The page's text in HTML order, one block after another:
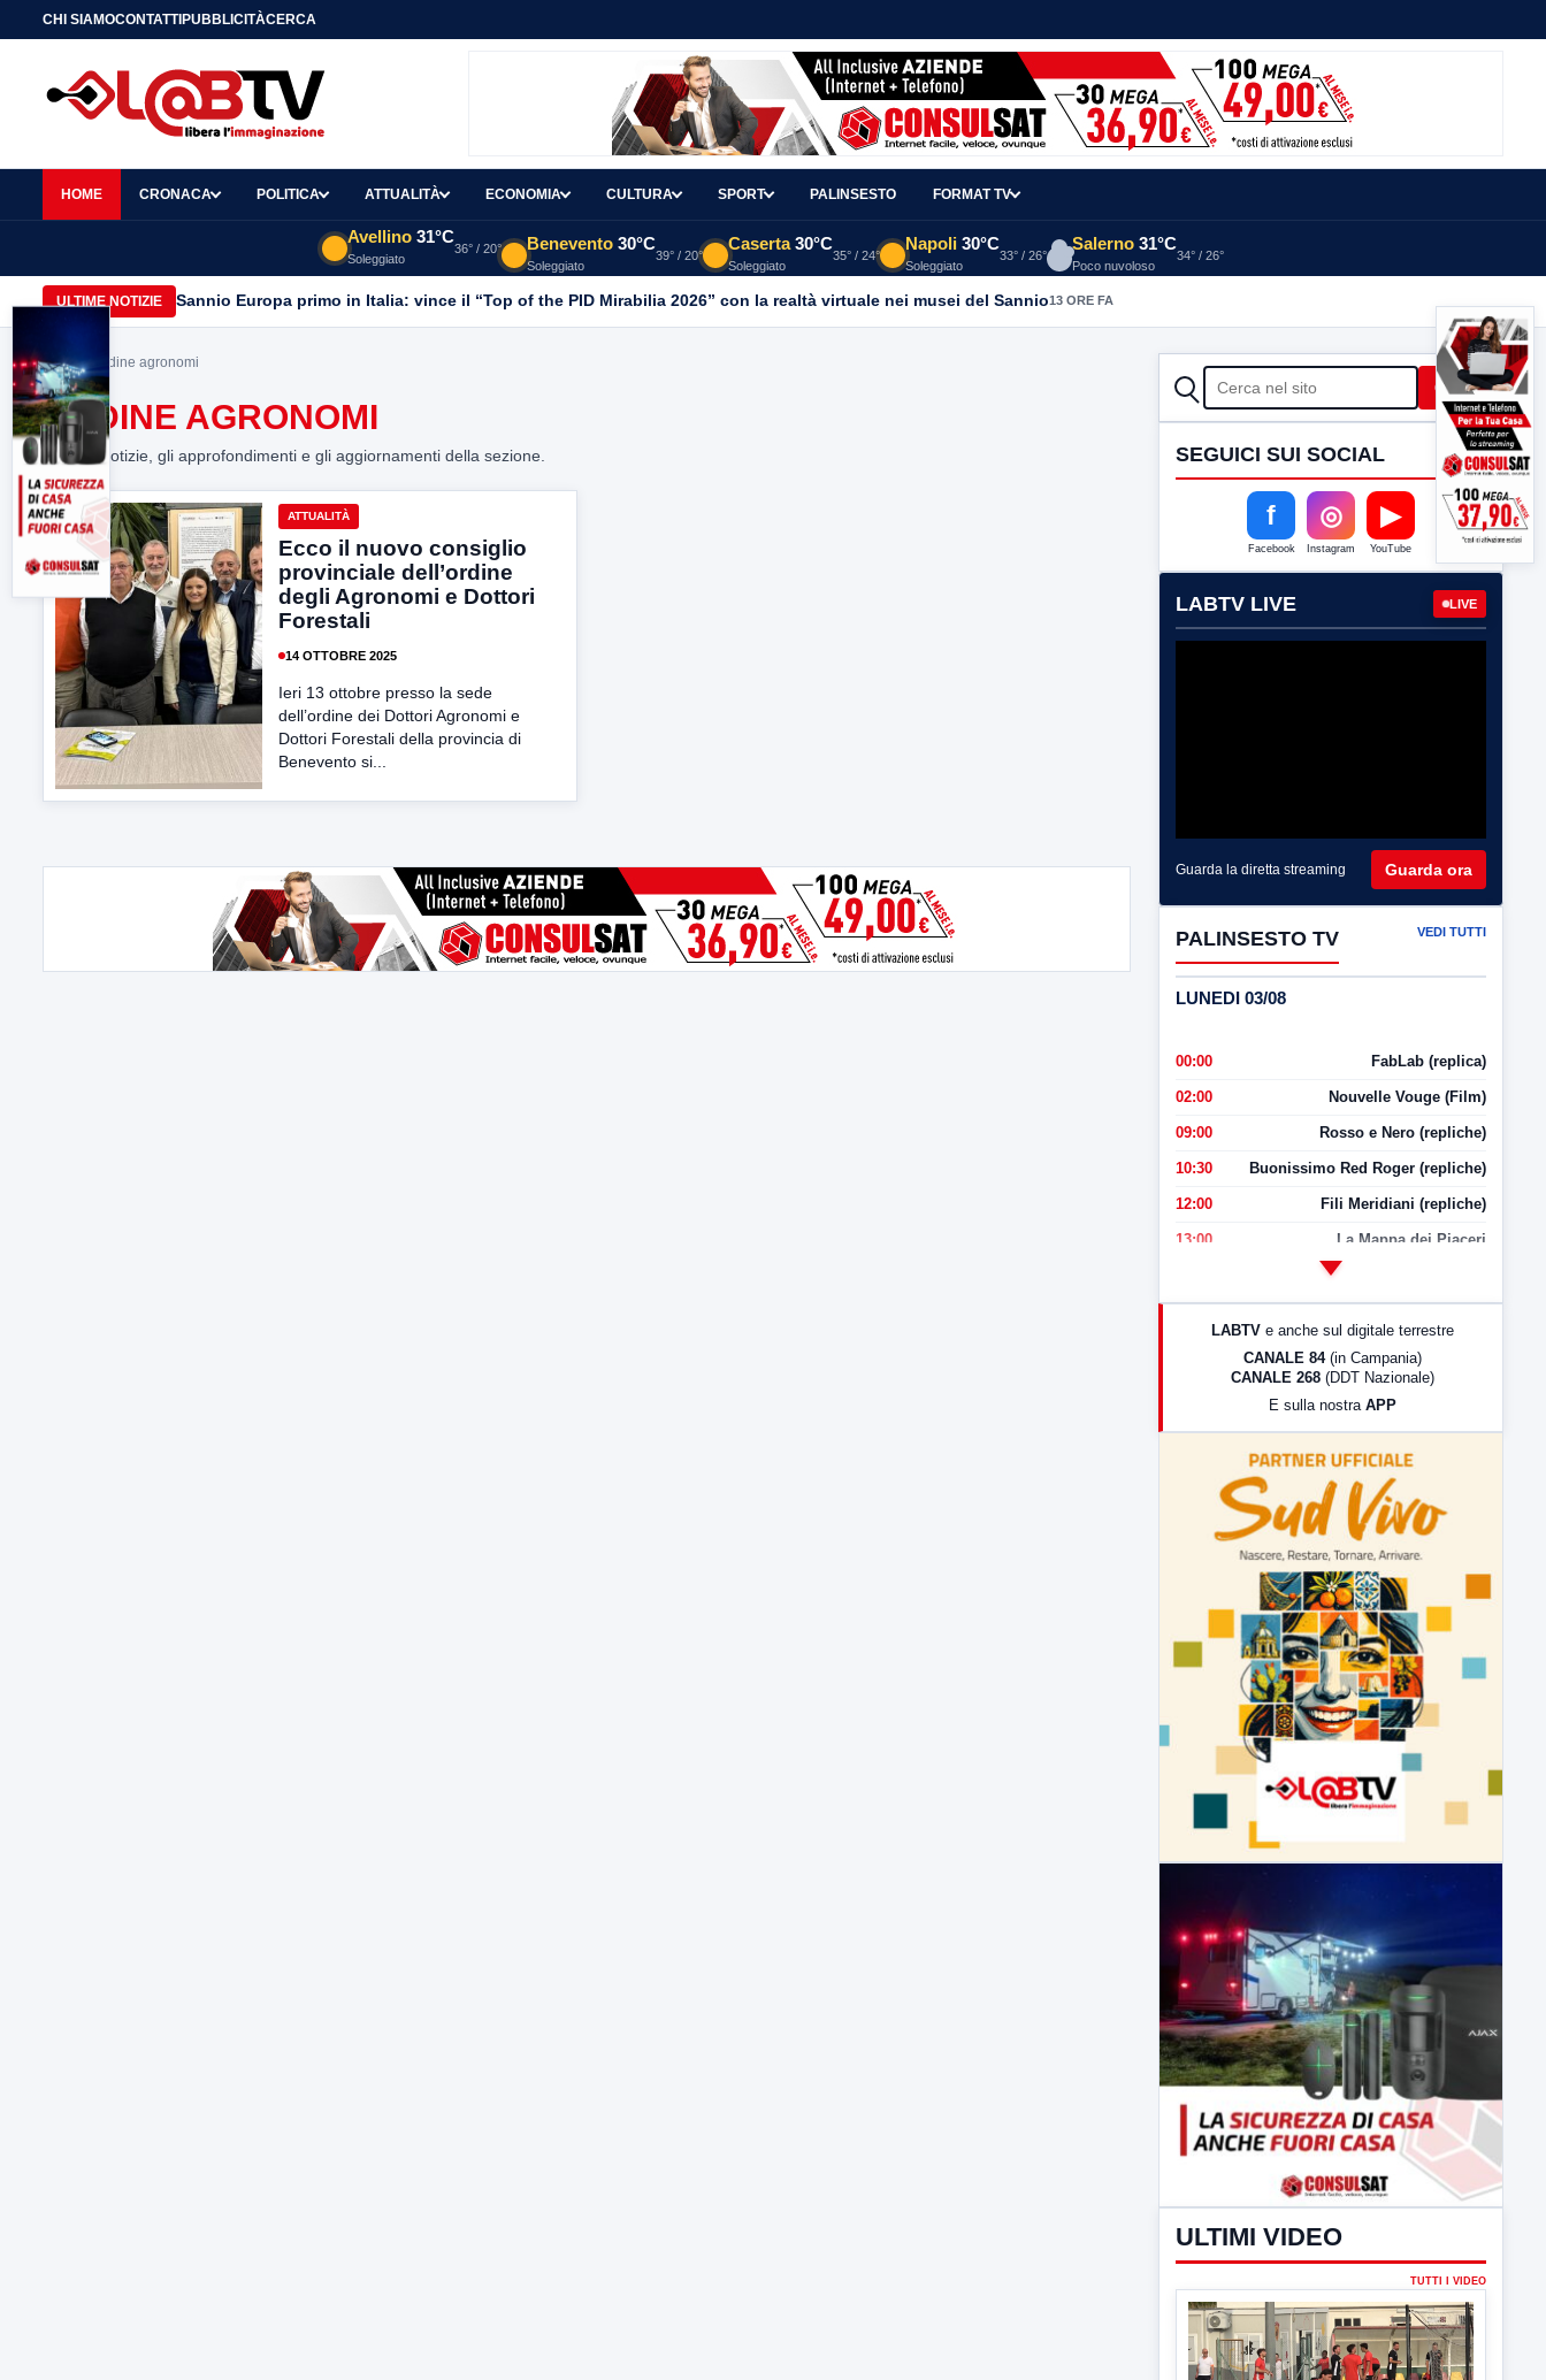
CHI SIAMOCONTATTIPUBBLICITÀCERCA
HOME CRONACA POLITICA ATTUALITÀ ECONOMIA CULTURA SPORT PALINSESTO FORMAT TV
Avellino 31°C
Soleggiato
36° / 20° Benevento 30°C
Soleggiato
39° / 20°
Caserta 30°C
Soleggiato
35° / 24°
Napoli 30°C
Soleggiato
33° / 26°
Salerno 31°C
Poco nuvoloso
34° / 26°
ULTIME NOTIZIE Sannio Europa primo in Italia: vince il “Top of the PID Mirabilia 2026” con la realtà virtuale nei musei del Sannio13 ORE FA
Home> ordine agronomi
ORDINE AGRONOMI
Tutte le notizie, gli approfondimenti e gli aggiornamenti della sezione.
ATTUALITÀ
Ecco il nuovo consiglio
provinciale dell’ordine
degli Agronomi e Dottori
Forestali
14 OTTOBRE 2025
Ieri 13 ottobre presso la sede
dell’ordine dei Dottori Agronomi e
Dottori Forestali della provincia di
Benevento si...
CERCA Cerca
SEGUICI SUI SOCIAL
f
Facebook
◎
Instagram
▶
YouTube
LABTV LIVE LIVE
Guarda la diretta streaming Guarda ora
PALINSESTO TV VEDI TUTTI
LUNEDI 03/08
00:00 FabLab (replica)
02:00 Nouvelle Vouge (Film)
09:00 Rosso e Nero (repliche)
10:30 Buonissimo Red Roger (repliche)
12:00 Fili Meridiani (repliche)
13:00 La Mappa dei Piaceri
LabNews (Diretta)
LabNews (replica)
LABTV e anche sul digitale terrestre
CANALE 84 (in Campania)
CANALE 268 (DDT Nazionale)
E sulla nostra APP
ULTIMI VIDEO
TUTTI I VIDEO
▶